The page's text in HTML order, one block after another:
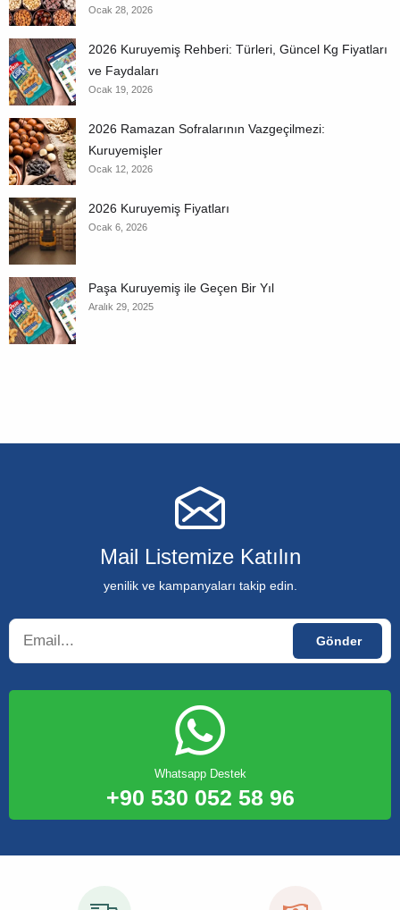
Ocak 28, 2026
2026 Kuruyemiş Rehberi: Türleri, Güncel Kg Fiyatları
ve Faydaları
Ocak 19, 2026
2026 Ramazan Sofralarının Vazgeçilmezi:
Kuruyemişler
Ocak 12, 2026
2026 Kuruyemiş Fiyatları
Ocak 6, 2026
Paşa Kuruyemiş ile Geçen Bir Yıl
Aralık 29, 2025
Mail Listemize Katılın
yenilik ve kampanyaları takip edin.
Whatsapp Destek
+90 530 052 58 96